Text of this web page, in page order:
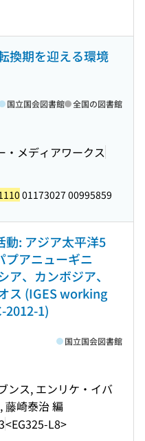
換期を迎える環境
・メディアワークス
国立国会図書館 全国の図書館
01173027 00995859
動: アジア太平洋5
プアニューギニ
ア、カンボジア、
ス (IGES working
2012-1)
ンス, エンリケ・イバ
藤崎泰治 編
<EG325-L8>
国立国会図書館